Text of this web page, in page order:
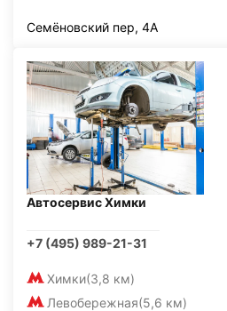
Семёновский пер, 4А
Автосервис Химки
+7 (495) 989-21-31
Химки(3,8 км)
Левобережная(5,6 км)